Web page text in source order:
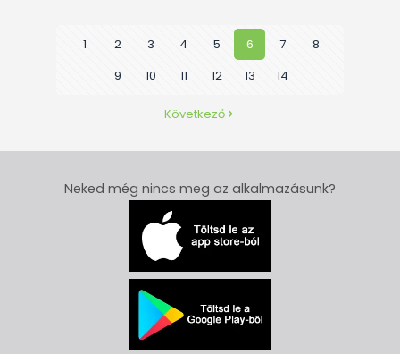
1 2 3 4 5 6 7
8
9
10 11 12 13 14
Következő
Neked még nincs meg az alkalmazásunk?